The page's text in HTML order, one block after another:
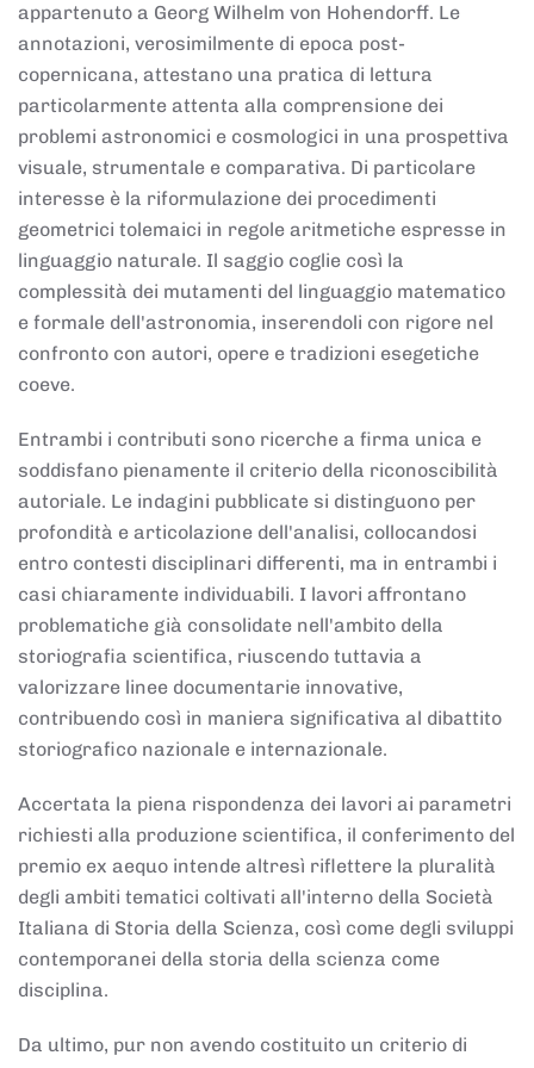
appartenuto a Georg Wilhelm von Hohendorff. Le
annotazioni, verosimilmente di epoca post-
copernicana, attestano una pratica di lettura
particolarmente attenta alla comprensione dei
problemi astronomici e cosmologici in una prospettiva
visuale, strumentale e comparativa. Di particolare
interesse è la riformulazione dei procedimenti
geometrici tolemaici in regole aritmetiche espresse in
linguaggio naturale. Il saggio coglie così la
complessità dei mutamenti del linguaggio matematico
e formale dell'astronomia, inserendoli con rigore nel
confronto con autori, opere e tradizioni esegetiche
coeve.
Entrambi i contributi sono ricerche a firma unica e
soddisfano pienamente il criterio della riconoscibilità
autoriale. Le indagini pubblicate si distinguono per
profondità e articolazione dell'analisi, collocandosi
entro contesti disciplinari differenti, ma in entrambi i
casi chiaramente individuabili. I lavori affrontano
problematiche già consolidate nell'ambito della
storiografia scientifica, riuscendo tuttavia a
valorizzare linee documentarie innovative,
contribuendo così in maniera significativa al dibattito
storiografico nazionale e internazionale.
Accertata la piena rispondenza dei lavori ai parametri
richiesti alla produzione scientifica, il conferimento del
premio ex aequo intende altresì riflettere la pluralità
degli ambiti tematici coltivati all'interno della Società
Italiana di Storia della Scienza, così come degli sviluppi
contemporanei della storia della scienza come
disciplina.
Da ultimo, pur non avendo costituito un criterio di